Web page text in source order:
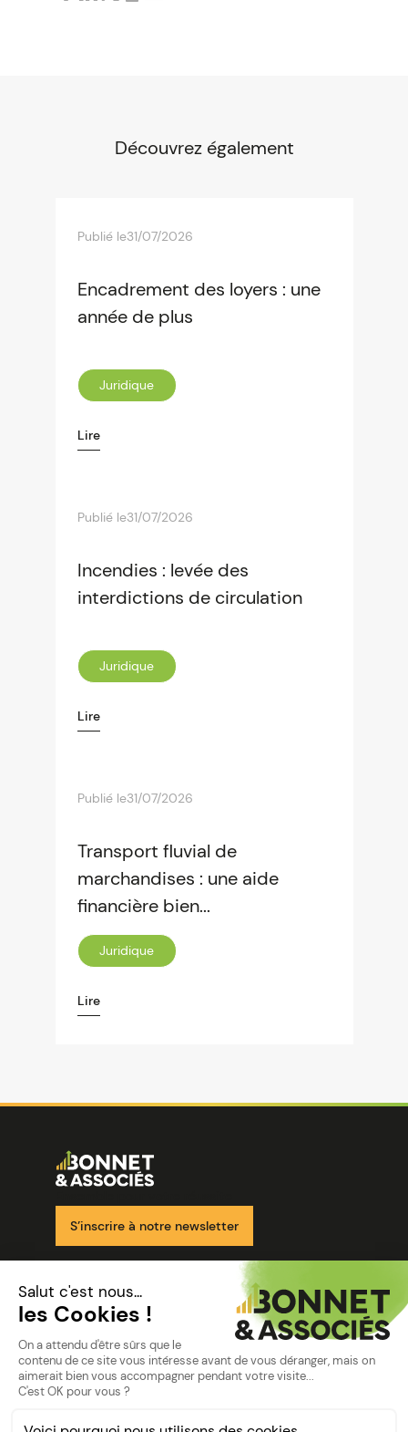
Découvrez également
Publié le31/07/2026
Encadrement des loyers : une
année de plus
Juridique
Lire
Publié le31/07/2026
Incendies : levée des
interdictions de circulation
Juridique
Lire
Publié le31/07/2026
Transport fluvial de
marchandises : une aide
financière bien...
Juridique
Lire
Image
S’inscrire à notre newsletter
Nos solutions
Nos cabinets
Mon espace client